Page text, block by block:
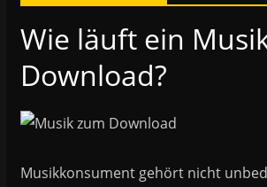
Wie läuft ein
Download?
Musikkonsument gehört nicht